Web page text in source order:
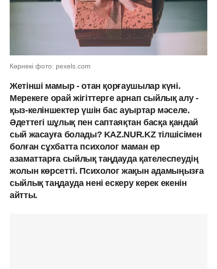
Көрнекі фото: pexels.com
Жетінші мамыр - отан қорғаушылар күні.
Мерекеге орай жігіттерге арнап сыйлық алу -
қыз-келіншектер үшін бас ауыртар мәселе.
Әдеттегі шұлық пен саптаяқтан басқа қандай
сый жасауға болады? KAZ.NUR.KZ тілшісімен
болған сұхбатта психолог маман ер
азаматтарға сыйлық таңдауда қателеспеудің
жолын көрсетті. Психолог жақын адамыңызға
сыйлық таңдауда нені ескеру керек екенін
айтты.